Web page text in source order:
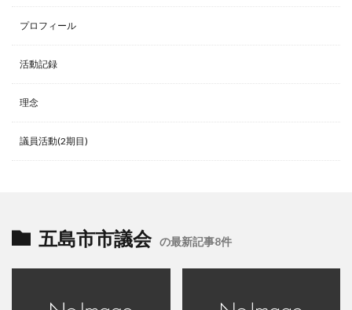
プロフィール
活動記録
理念
議員活動(2期目)
五島市市議会 の最新記事8件